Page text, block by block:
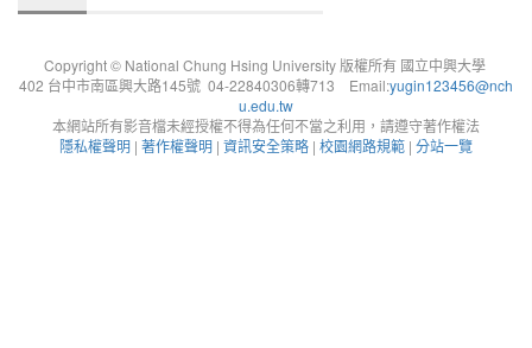
Copyright © National Chung Hsing University 版權所有 國立中興大學
402 台中市南區興大路145號 04-22840306轉713 Email:yugin123456@nch
u.edu.tw
本網站所有影音檔未經授權不得為任何不當之利用，請遵守著作權法
隱私權聲明 | 著作權聲明 | 資訊安全策略 | 校園網路規範 | 分站一覽